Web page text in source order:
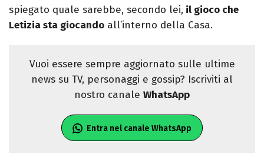
spiegato quale sarebbe, secondo lei, il gioco che
Letizia sta giocando all’interno della Casa.
Vuoi essere sempre aggiornato sulle ultime
news su TV, personaggi e gossip? Iscriviti al
nostro canale WhatsApp
Entra nel canale WhatsApp